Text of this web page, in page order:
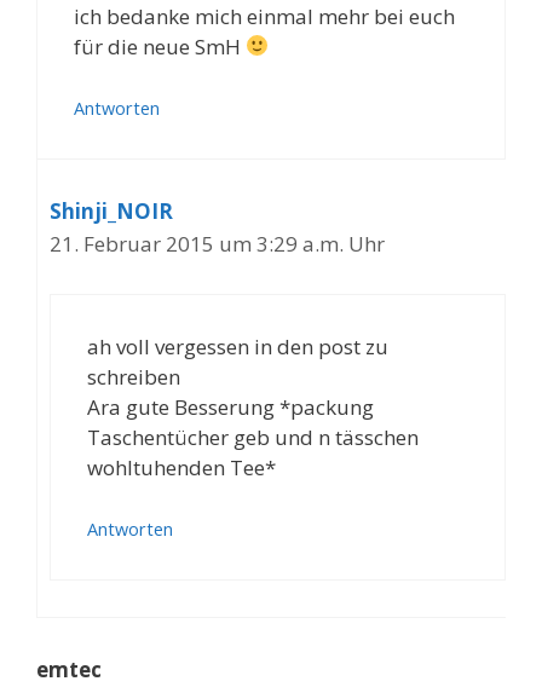
ich bedanke mich einmal mehr bei euch
für die neue SmH
Antworten
Shinji_NOIR
21. Februar 2015 um 3:29 a.m. Uhr
ah voll vergessen in den post zu
schreiben
Ara gute Besserung *packung
Taschentücher geb und n tässchen
wohltuhenden Tee*
Antworten
emtec